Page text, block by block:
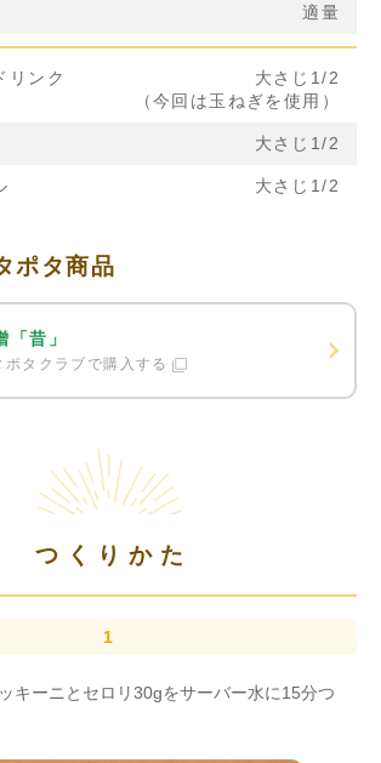
適量
リンク
大さじ1/2
（今回は玉ねぎを使用）
大さじ1/2
大さじ1/2
ポタ商品
「昔」
ポタクラブで購入する
つくりかた
キーニとセロリ30gをサーバー水に15分つ